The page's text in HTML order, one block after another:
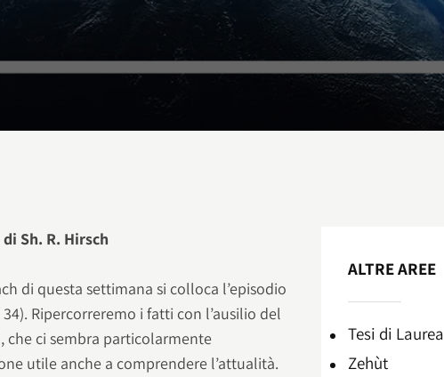
Sh. R. Hirsch
di questa settimana si colloca l’episodio
Ripercorreremo i fatti con l’ausilio del
che ci sembra particolarmente
utile anche a comprendere l’attualità.
ALTRE AREE
Tesi di Laurea
Zehùt